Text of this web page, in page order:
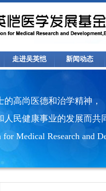
走进吴英恺 新闻动态
高尚医德和治学精神，
人民健康事业的发展而共
Medical Research and